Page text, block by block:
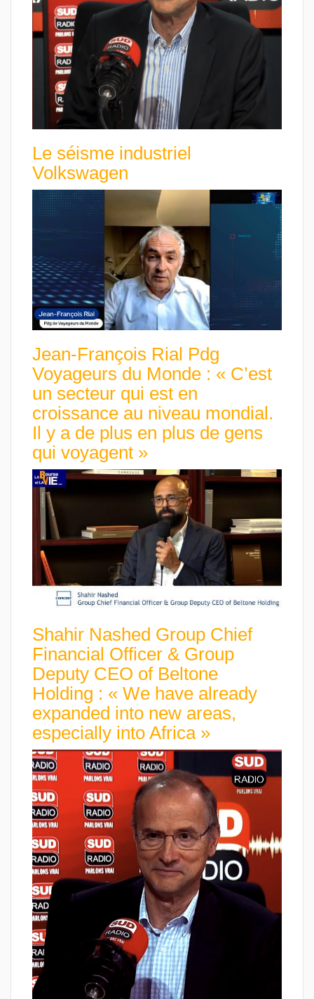
Le séisme industriel
Volkswagen
Jean-François Rial Pdg
Voyageurs du Monde : « C’est
un secteur qui est en
croissance au niveau mondial.
Il y a de plus en plus de gens
qui voyagent »
Shahir Nashed Group Chief
Financial Officer & Group
Deputy CEO of Beltone
Holding : « We have already
expanded into new areas,
especially into Africa »